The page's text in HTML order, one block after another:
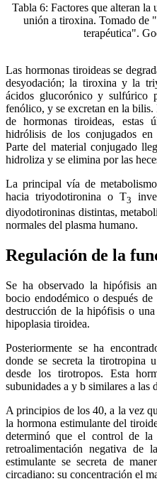
Tabla 6: Factores que alteran
unión a tiroxina. Tomado de
terapéutica".
Las hormonas tiroideas se
desyodación; la tiroxina y la
ácidos glucorónico y sulfúrico
fenólico, y se excretan en la
de hormonas tiroideas, estas
hidrólisis de los conjugados en
Parte del material conjugado
hidroliza y se elimina por las
La principal vía de
hacia triyodotironina o T3
diyodotironinas distintas,
normales del plasma humano.
Regulación de la
Se ha observado la hipófisis
bocio endodémico o después
destrucción de la hipófisis o
hipoplasia tiroidea.
Posteriormente se ha
donde se secreta la tirotropina
desde los tirotropos. Esta
subunidades a y b similares a las
A principios de los 40, a la vez
la hormona estimulante del
determinó que el control de
retroalimentación negativa de
estimulante se secreta de
circadiano: su concentración el